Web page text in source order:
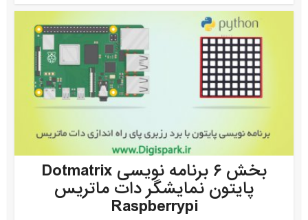
بخش ۶ برنامه نویسی Dotmatrix
پایتون نمایشگر دات ماتریس
Raspberrypi